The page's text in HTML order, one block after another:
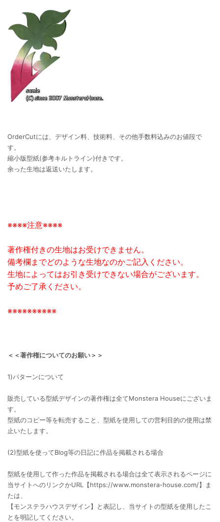
OrderCutには、デザイン料、技術料、その他手数料込みのお値段で
す。
縮小版型紙(参考キルトライン)付きです。
余った生地は返送いたします。
※※※※注意※※※※
著作権付きの生地はお受けできません。
備考欄までどのような生地なのかご記入ください。
生地によってはお引き受けできない場合がございます。
予めご了承ください。
※※※※※※※※※※
＜＜著作権についてのお願い＞＞
1)パターンについて
販売している型紙デザインの著作権は全てMonstera Houseにございま
す。
型紙のコピー等を転売すること、型紙を使用しての営利目的の使用は禁
止いたします。
(2)型紙を使ってBlog等の日記に作品を掲載される場合
型紙を使用して作った作品を掲載される場合は全て表示されるページに
当サイトへのリンクかURL【https://www.monstera-house.com/】ま
たは、
【モンステラハウスデザイン】と表記し、当サイトの型紙を使用したこ
とを明記してください。